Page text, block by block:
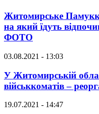
Житомирське
на який їдуть
ФОТО
03.08.2021 - 13:03
У Житомирській
військкоматів –
19.07.2021 - 14:47